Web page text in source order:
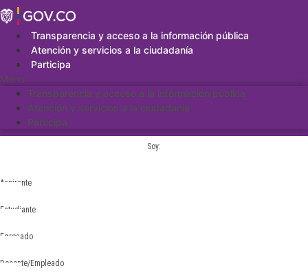
Saltar
al
contenidoTransparencia y acceso a la información pública
Atención y servicios a la ciudadanía
Participa
Menu
Transparencia y acceso a la información pública
Atención y servicios a la ciudadanía
Participa
Soy:
Aspirante
Estudiante
Egresado
Docente/Empleado